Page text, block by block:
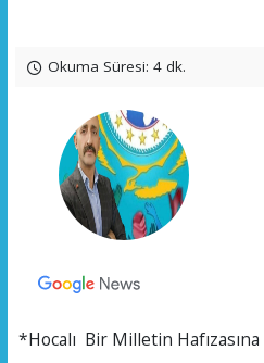
Okuma Süresi: 4 dk.
*Hocalı Bir Milletin Hafızasına